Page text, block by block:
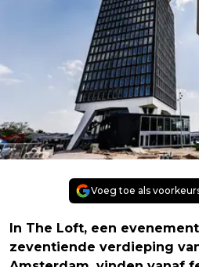
Voeg toe als
In The Loft, een
zeventiende verdieping